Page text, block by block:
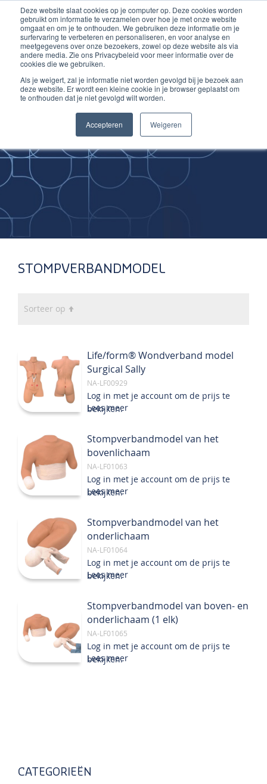
Deze website slaat cookies op je computer op. Deze cookies worden
gebruikt om informatie te verzamelen over hoe je met onze website
omgaat en om je te onthouden. We gebruiken deze informatie om je
surfervaring te verbeteren en personaliseren, en voor analyse en
meetgegevens over onze bezoekers, zowel op deze website als via
andere media. Zie ons Privacybeleid voor meer informatie over de
cookies die we gebruiken.
Als je weigert, zal je informatie niet worden gevolgd bij je bezoek aan
deze website. Er wordt een kleine cookie in je browser geplaatst om
te onthouden dat je niet gevolgd wilt worden.
Accepteren Weigeren
Inloggen account
Ga
naar
de
inhoud
Improving
Medical Skills
STOMPVERBANDMODEL
Sorteer op
sorteren
Life/form® Wondverband model
Surgical Sally
NA-LF00929
Log in met je account om de prijs te
bekijken.
Lees meer
Stompverbandmodel van het
bovenlichaam
NA-LF01063
Log in met je account om de prijs te
bekijken.
Lees meer
Stompverbandmodel van het
onderlichaam
NA-LF01064
Log in met je account om de prijs te
bekijken.
Lees meer
Stompverbandmodel van boven- en
onderlichaam (1 elk)
NA-LF01065
Log in met je account om de prijs te
bekijken.
Lees meer
CATEGORIEËN